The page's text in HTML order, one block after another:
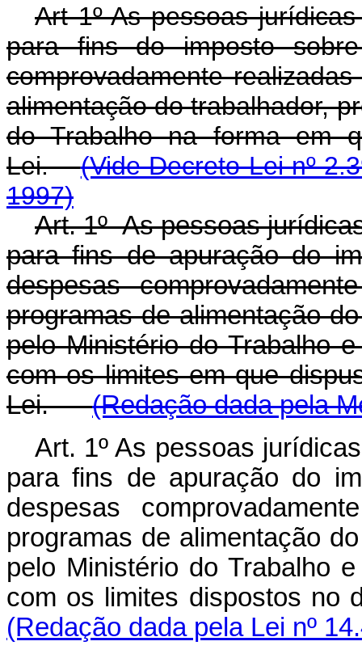
Art 1º As pessoas
para fins do imposto
comprovadamente
alimentação do trabalhador,
do Trabalho na forma em
Lei.(Vide Decreto-Lei nº
1997)
Art. 1º As pessoas
para fins de apuração do
despesas
programas de alimentação
pelo Ministério do Trabalho
com os limites em que
Lei.(Redação dada pela
Art. 1º As pessoas
para fins de apuração do
despesas
programas de alimentação
pelo Ministério do Trabalho
com os limites dispostos
(Redação dada pela Lei nº